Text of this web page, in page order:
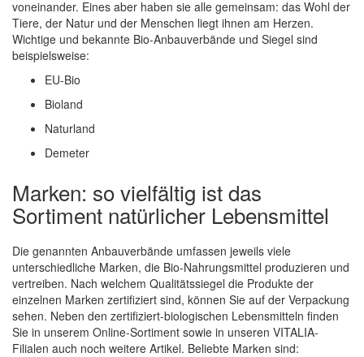
voneinander. Eines aber haben sie alle gemeinsam: das Wohl der
Tiere, der Natur und der Menschen liegt ihnen am Herzen.
Wichtige und bekannte Bio-Anbauverbände und Siegel sind
beispielsweise:
EU-Bio
Bioland
Naturland
Demeter
Marken: so vielfältig ist das
Sortiment natürlicher Lebensmittel
Die genannten Anbauverbände umfassen jeweils viele
unterschiedliche Marken, die Bio-Nahrungsmittel produzieren und
vertreiben. Nach welchem Qualitätssiegel die Produkte der
einzelnen Marken zertifiziert sind, können Sie auf der Verpackung
sehen. Neben den zertifiziert-biologischen Lebensmitteln finden
Sie in unserem Online-Sortiment sowie in unseren VITALIA-
Filialen auch noch weitere Artikel. Beliebte Marken sind: